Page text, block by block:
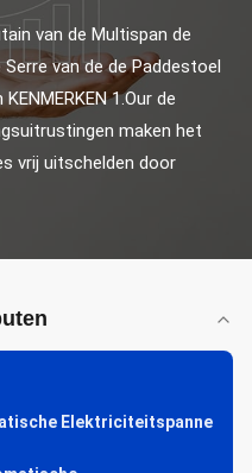
van de Multispan de
van de de Paddestoel
1.Our de
maken het
vrij uitschelden door
Elektriciteitspanne